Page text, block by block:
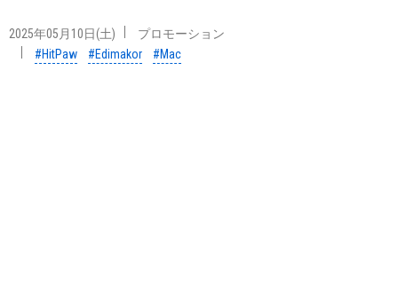
2025年05月10日(土)
プロモーション
#HitPaw
#Edimakor #Mac